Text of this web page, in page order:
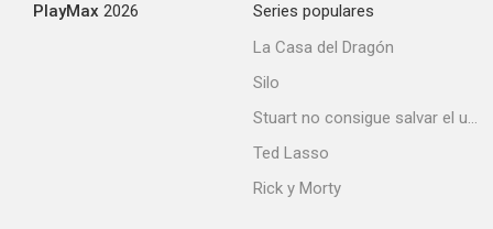
PlayMax 2026
Series populares
La Casa del Dragón
Silo
Stuart no consigue salvar el universo
Ted Lasso
Rick y Morty